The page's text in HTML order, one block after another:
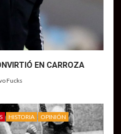
EN CARROZA
Fucks
HISTORIA
OPINIÓN